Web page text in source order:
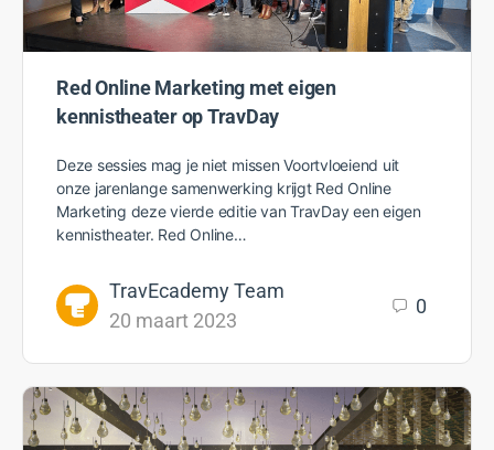
Red Online Marketing met eigen
kennistheater op TravDay
Deze sessies mag je niet missen Voortvloeiend uit
onze jarenlange samenwerking krijgt Red Online
Marketing deze vierde editie van TravDay een eigen
kennistheater. Red Online…
TravEcademy Team
20 maart 2023
0